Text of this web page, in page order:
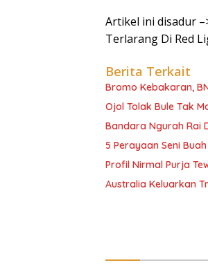
Artikel ini disadur
Terlarang Di Red
Berita Terkait
Bromo Kebakaran,
Ojol Tolak Bule Tak
Bandara Ngurah Rai
5 Perayaan Seni
Profil Nirmal Purja
Australia Keluarkan